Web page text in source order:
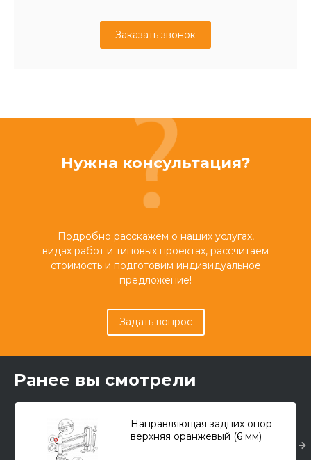
Заказать звонок
Нужна консультация?
Подробно расскажем о наших услугах,
видах работ и типовых проектах, рассчитаем
стоимость и подготовим индивидуальное
предложение!
Задать вопрос
Ранее вы смотрели
Направляющая задних опор
верхняя оранжевый (6 мм)